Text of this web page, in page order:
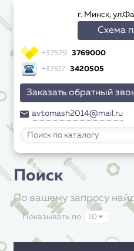
+37529 3769000
+37517 3420505
Заказать обратный
avtomash2014@mail.ru
г. Минск,
Схема
Поиск
По вашему запросу
Показывать по: 10